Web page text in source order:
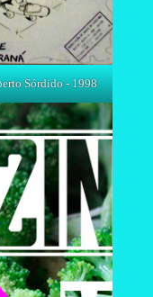
Sórdido - 1998